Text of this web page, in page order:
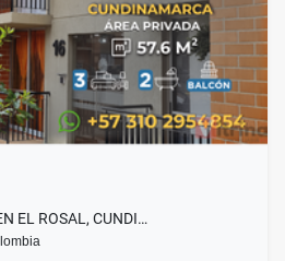
EL ROSAL, CUNDI…